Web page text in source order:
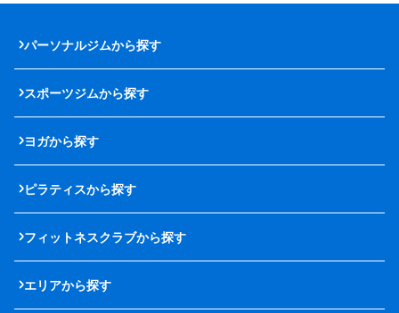
パーソナルジムから探す
スポーツジムから探す
ヨガから探す
ピラティスから探す
フィットネスクラブから探す
エリアから探す